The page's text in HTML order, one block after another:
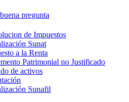
pregunta
de Impuestos
Sunat
a la Renta
Patrimonial no Justificado
de activos
Sunafil